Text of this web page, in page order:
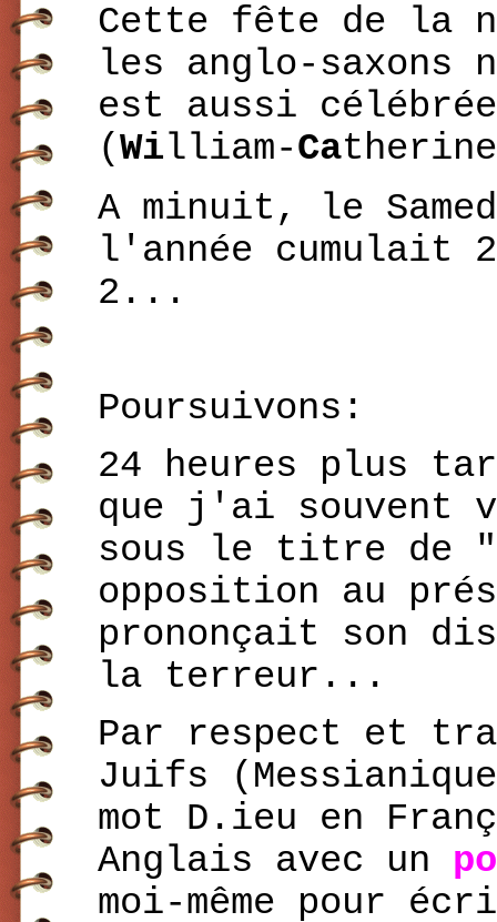
Cette fête de la
les anglo-saxons
est aussi
(Wi lliam-Ca
A minuit, le
l'année cumulait
2...
Poursuivons:
24 heures plus
que j'ai souvent
sous le titre de
opposition au
prononçait son
la terreur...
Par respect et
Juifs
mot D.ieu en
Anglais avec un
moi-même pour